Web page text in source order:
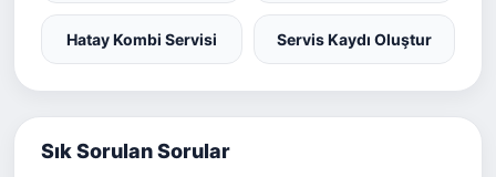
Hatay Kombi Servisi Servis Kaydı Oluştur
Sık Sorulan Sorular